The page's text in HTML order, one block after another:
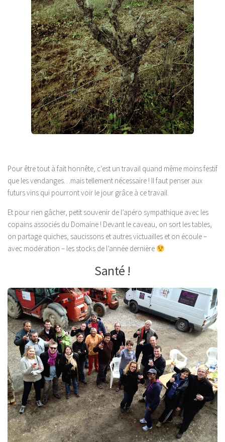
Pour être tout à fait honnête, c’est un travail quand même moins festif
que les vendanges…mais tellement nécessaire ! Il faut penser aux
futurs vins qui pourront voir le jour grâce à ce travail.
Et pour rien gâcher, petit souvenir de l’apéro sympathique avec les
copains associés du Domaine ! Devant le caveau, on sort les tables,
on partage quiches, saucissons et autres victuailles et on écoule –
avec modération – les stocks de l’année dernière
Santé !